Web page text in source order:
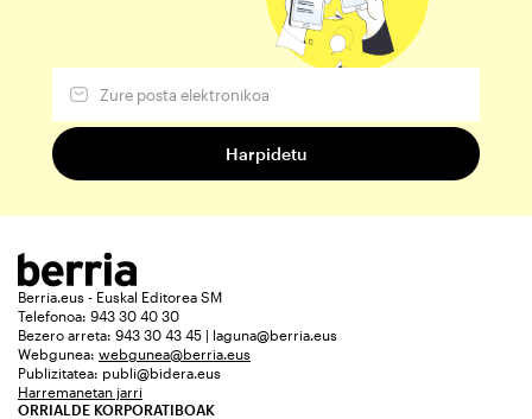
Berria.eus - Euskal Editorea SM
Telefonoa: 943 30 40 30
Bezero arreta: 943 30 43 45 | laguna@berria.eus
Webgunea: webgunea@berria.eus
Publizitatea: publi@bidera.eus
Harremanetan jarri
ORRIALDE KORPORATIBOAK